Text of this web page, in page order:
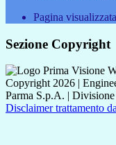
Pagina visualizzata
Sezione Copyright
Copyright 2026 |
Parma S.p.A. |
Disclaimer trattamento